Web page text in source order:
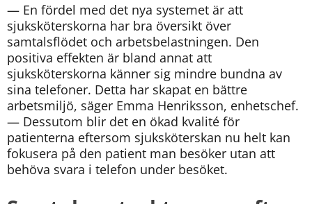
— En fördel med det nya systemet är att
sjuksköterskorna har bra översikt över
samtalsflödet och arbetsbelastningen. Den
positiva effekten är bland annat att
sjuksköterskorna känner sig mindre bundna av
sina telefoner. Detta har skapat en bättre
arbetsmiljö, säger Emma Henriksson, enhetschef.
— Dessutom blir det en ökad kvalité för
patienterna eftersom sjuksköterskan nu helt kan
fokusera på den patient man besöker utan att
behöva svara i telefon under besöket.